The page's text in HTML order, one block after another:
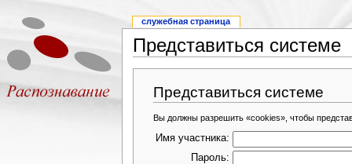
Представиться системе
Представиться системе
Вы должны разрешить «cookies», чтобы
Имя участника:
Пароль:
служебная страница